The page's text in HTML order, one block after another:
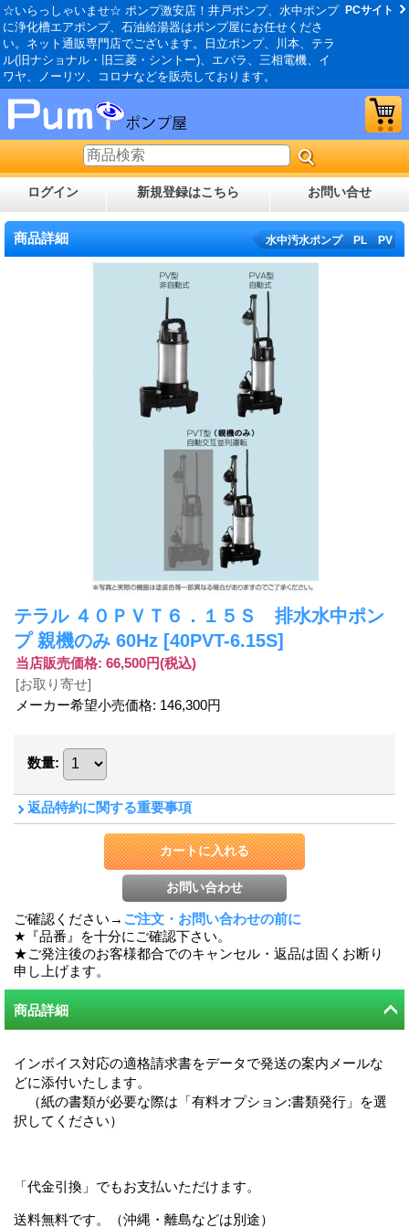
☆いらっしゃいませ☆ ポンプ激安店！井戸ポンプ、水中ポンプ
に浄化槽エアポンプ、石油給湯器はポンプ屋にお任せくださ
い。ネット通販専門店でございます。日立ポンプ、川本、テラ
ル(旧ナショナル・旧三菱・シントー)、エバラ、三相電機、イ
ワヤ、ノーリツ、コロナなどを販売しております。
PCサイト
ログイン 新規登録はこちら お問い合せ
商品詳細 水中汚水ポンプ PL PV
テラル ４０ＰＶＴ６．１５Ｓ 排水水中ポン
プ 親機のみ 60Hz [40PVT-6.15S]
当店販売価格: 66,500円(税込)
[お取り寄せ]
メーカー希望小売価格: 146,300円
数量:
返品特約に関する重要事項
ご確認ください→ ご注文・お問い合わせの前に
★『品番』を十分にご確認下さい。
★ご発注後のお客様都合でのキャンセル・返品は固くお断り
申し上げます。
商品詳細
インボイス対応の適格請求書をデータで発送の案内メールな
どに添付いたします。
（紙の書類が必要な際は「有料オプション:書類発行」を選
択してください）
「代金引換」でもお支払いただけます。
送料無料です。（沖縄・離島などは別途）